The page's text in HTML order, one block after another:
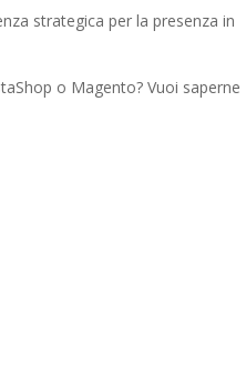
strategica per la presenza in
o Magento? Vuoi saperne